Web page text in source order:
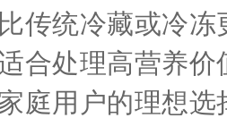
传统冷藏或冷
合处理高营养
庭用户的理想